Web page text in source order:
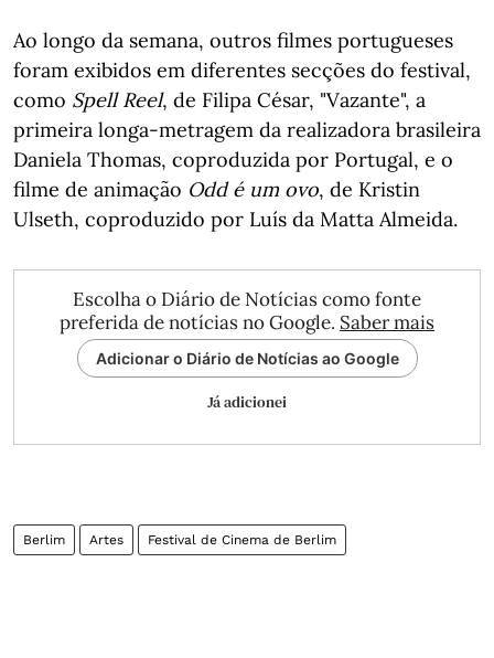
Ao longo da semana, outros filmes portugueses
foram exibidos em diferentes secções do festival,
como Spell Reel, de Filipa César, "Vazante", a
primeira longa-metragem da realizadora brasileira
Daniela Thomas, coproduzida por Portugal, e o
filme de animação Odd é um ovo, de Kristin
Ulseth, coproduzido por Luís da Matta Almeida.
Escolha o Diário de Notícias como fonte
preferida de notícias no Google. Saber mais
Adicionar o Diário de Notícias ao Google
Já adicionei
Berlim Artes Festival de Cinema de Berlim